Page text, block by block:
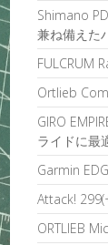
Shimano
兼ね備えた
FULCRUM
Ortlieb
GIRO
ライドに最
Garmin
Attack!
ORTLIEB